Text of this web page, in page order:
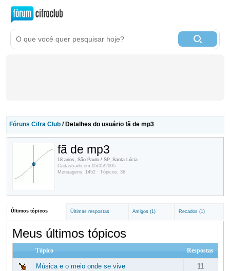
Fóruns Cifra Club/ Detalhes do usuário fã de mp3
fã de mp3
18 anos, São Paulo / SP, Santa Lúcia
Cadastrado em 05/05/2005
Mensagens: 1452 · Tópicos: 36
Últimos tópicos Últimas respostas Amigos (1) Recados (1)
Meus últimos tópicos
Tópico Respostas
Música e o meio onde se vive 11